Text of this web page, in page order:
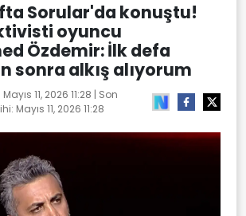
Sorular'da konuştu!
oyuncu
Özdemir: İlk defa
sonra alkış alıyorum
Mayıs 11, 2026 11:28 | Son
Mayıs 11, 2026 11:28